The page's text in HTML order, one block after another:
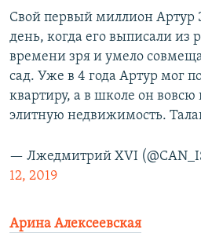
Свой первый миллион Артур
день, когда его выписали из
времени зря и умело
сад. Уже в 4 года Артур мог
квартиру, а в школе он вовсю
элитную недвижимость.
— Лжедмитрий XVI
12, 2019
Арина Алексеевская